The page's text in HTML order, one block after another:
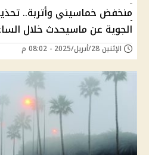
منخفض خماسيني وأتربة..
الجوية عن ماسيحدث خلال
الإثنين 28/أبريل/2025 - 08:02 م